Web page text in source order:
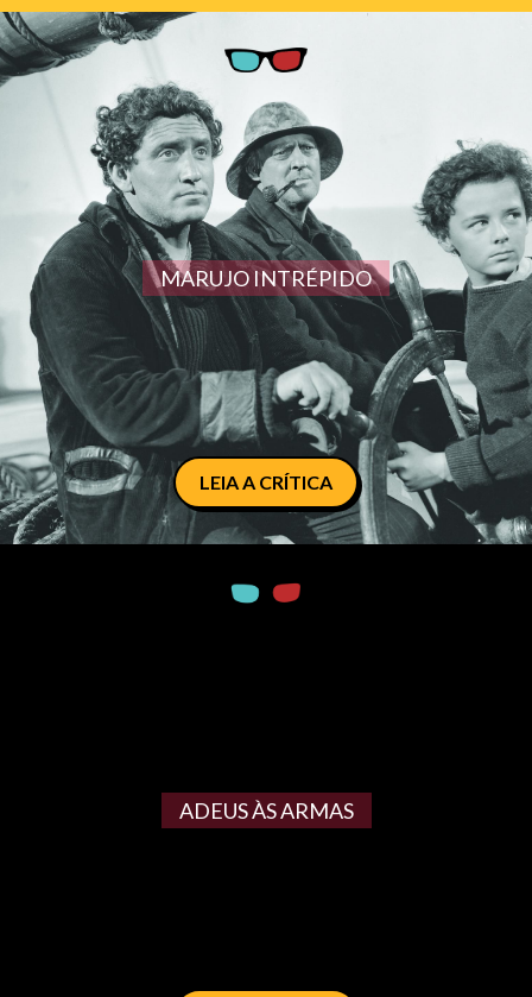
MARUJO INTRÉPIDO
LEIA A CRÍTICA
ADEUS ÀS ARMAS